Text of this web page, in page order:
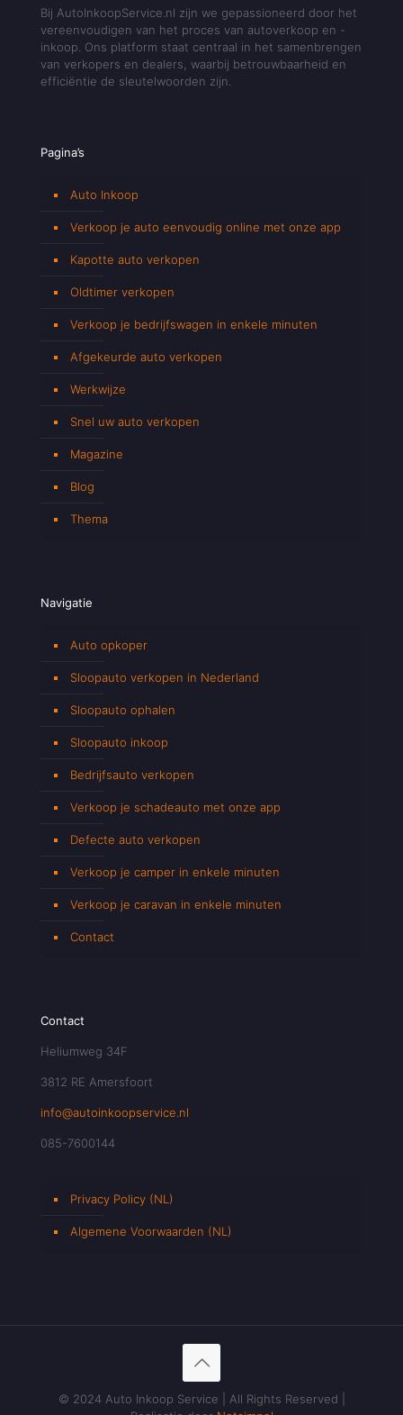
Bij AutoInkoopService.nl zijn we gepassioneerd door het
vereenvoudigen van het proces van autoverkoop en -
inkoop. Ons platform staat centraal in het samenbrengen
van verkopers en dealers, waarbij betrouwbaarheid en
efficiëntie de sleutelwoorden zijn.
Pagina’s
Auto Inkoop
Verkoop je auto eenvoudig online met onze app
Kapotte auto verkopen
Oldtimer verkopen
Verkoop je bedrijfswagen in enkele minuten
Afgekeurde auto verkopen
Werkwijze
Snel uw auto verkopen
Magazine
Blog
Thema
Navigatie
Auto opkoper
Sloopauto verkopen in Nederland
Sloopauto ophalen
Sloopauto inkoop
Bedrijfsauto verkopen
Verkoop je schadeauto met onze app
Defecte auto verkopen
Verkoop je camper in enkele minuten
Verkoop je caravan in enkele minuten
Contact
Contact
Heliumweg 34F
3812 RE Amersfoort
info@autoinkoopservice.nl
085-7600144
Privacy Policy (NL)
Algemene Voorwaarden (NL)
© 2024 Auto Inkoop Service | All Rights Reserved |